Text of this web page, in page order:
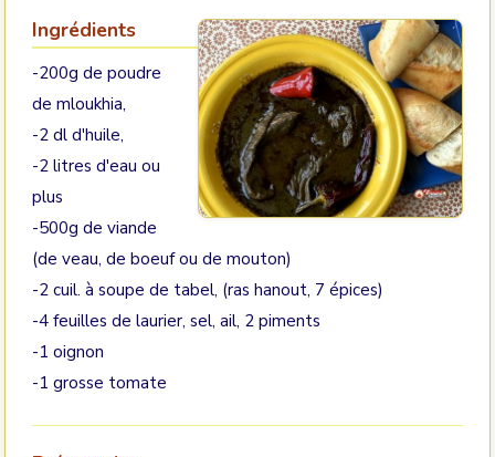
Ingrédients
-200g de poudre
de mloukhia,
-2 dl d'huile,
-2 litres d'eau ou
plus
-500g de viande
(de veau, de boeuf ou de mouton)
-2 cuil. à soupe de tabel, (ras hanout, 7 épices)
-4 feuilles de laurier, sel, ail, 2 piments
-1 oignon
-1 grosse tomate